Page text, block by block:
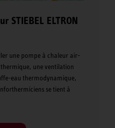
STIEBEL ELTRON
une pompe à chaleur air-
une ventilation
eau thermodynamique,
se tient à